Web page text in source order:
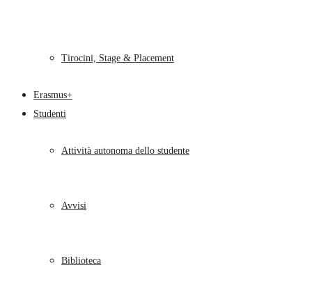
Tirocini, Stage & Placement
Erasmus+
Studenti
Attività autonoma dello studente
Avvisi
Biblioteca